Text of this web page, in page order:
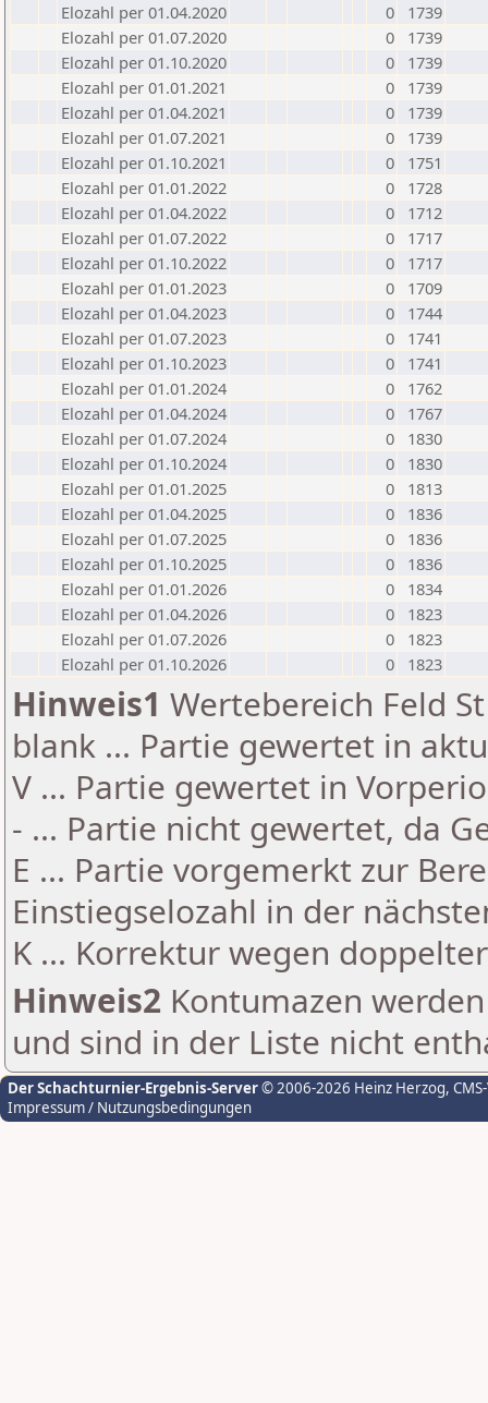
Elozahl per 01.04.2020
0
1739
Elozahl per 01.07.2020
0
1739
Elozahl per 01.10.2020
0
1739
Elozahl per 01.01.2021
0
1739
Elozahl per 01.04.2021
0
1739
Elozahl per 01.07.2021
0
1739
Elozahl per 01.10.2021
0
1751
Elozahl per 01.01.2022
0
1728
Elozahl per 01.04.2022
0
1712
Elozahl per 01.07.2022
0
1717
Elozahl per 01.10.2022
0
1717
Elozahl per 01.01.2023
0
1709
Elozahl per 01.04.2023
0
1744
Elozahl per 01.07.2023
0
1741
Elozahl per 01.10.2023
0
1741
Elozahl per 01.01.2024
0
1762
Elozahl per 01.04.2024
0
1767
Elozahl per 01.07.2024
0
1830
Elozahl per 01.10.2024
0
1830
Elozahl per 01.01.2025
0
1813
Elozahl per 01.04.2025
0
1836
Elozahl per 01.07.2025
0
1836
Elozahl per 01.10.2025
0
1836
Elozahl per 01.01.2026
0
1834
Elozahl per 01.04.2026
0
1823
Elozahl per 01.07.2026
0
1823
Elozahl per 01.10.2026
0 1823
Hinweis1 Wertebereich Feld
blank ... Partie gewertet in
V ... Partie gewertet in
- ... Partie nicht gewertet, da
E ... Partie vorgemerkt zur
Einstiegselozahl in der
K ... Korrektur wegen
Hinweis2 Kontumazen
und sind in der Liste nicht
Der Schachturnier-Ergebnis-Server© 2006-2026 Heinz Herzog,
Impressum / Nutzungsbedingungen